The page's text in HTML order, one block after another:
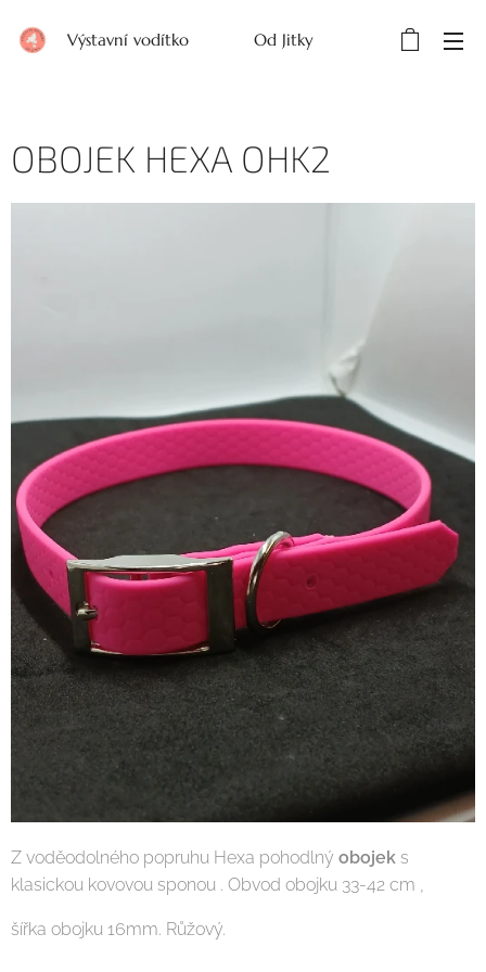
Výstavní vodítko Od Jitky
OBOJEK HEXA OHK2
Z voděodolného popruhu Hexa pohodlný obojek s
klasickou kovovou sponou . Obvod obojku 33-42 cm ,
šířka obojku 16mm. Růžový.